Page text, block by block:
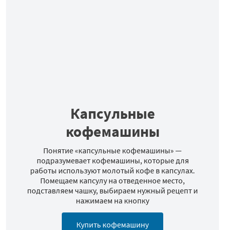
Капсульные
кофемашины
Понятие «капсульные кофемашины» —
подразумевает кофемашины, которые для
работы используют молотый кофе в капсулах.
Помещаем капсулу на отведенное место,
подставляем чашку, выбираем нужный рецепт и
нажимаем на кнопку
Купить кофемашину